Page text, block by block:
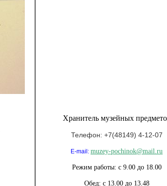
Хранитель музейных
Телефон: +7(48149) 4-12-07
E-mail: muzey-pochinok@mail.ru
Режим работы: с 9.00 до 18.00
Обед: с 13.00 до 13.48